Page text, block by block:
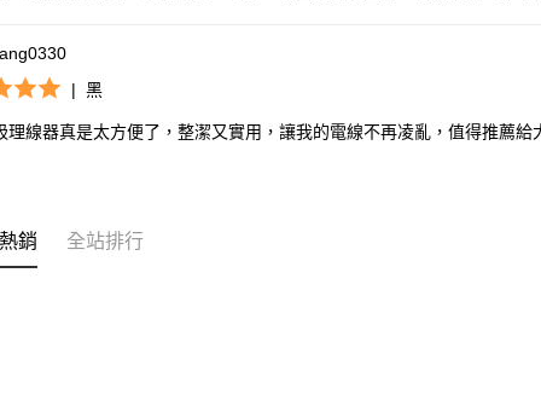
| 黑
理線器真是太方便了，整潔又實用，讓我的電線不再凌亂，值得推薦給
銷 全站排行